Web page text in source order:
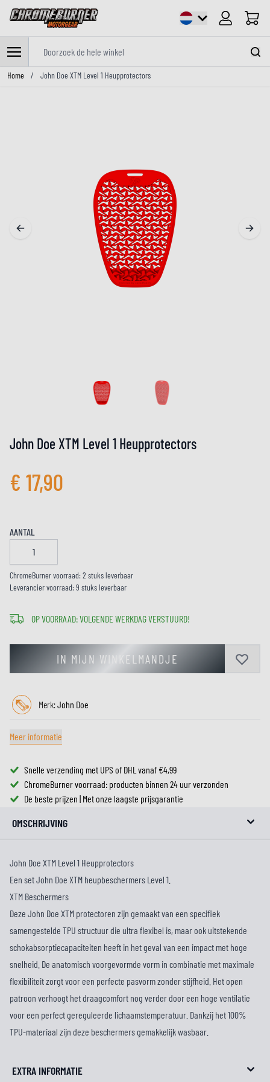
Cart
Ga naar de inhoud
Home / John Doe XTM Level 1 Heupprotectors
John Doe XTM Level 1 Heupprotectors
€ 17,90
AANTAL
ChromeBurner voorraad: 2 stuks leverbaar
Leverancier voorraad: 9 stuks leverbaar
OP VOORRAAD: VOLGENDE WERKDAG VERSTUURD!
IN MIJN WINKELMANDJE
Merk:John Doe
Meer informatie
Snelle verzending met UPS of DHL vanaf €4,99
ChromeBurner voorraad: producten binnen 24 uur verzonden
De beste prijzen | Met onze laagste prijsgarantie
OMSCHRIJVING
John Doe XTM Level 1 Heupprotectors
Een set John Doe XTM heupbeschermers Level 1.
XTM Beschermers
Deze John Doe XTM protectoren zijn gemaakt van een specifiek
samengestelde TPU structuur die ultra flexibel is, maar ook uitstekende
schokabsorptiecapaciteiten heeft in het geval van een impact met hoge
snelheid. De anatomisch voorgevormde vorm in combinatie met maximale
flexibiliteit zorgt voor een perfecte pasvorm zonder stijfheid. Het open
patroon verhoogt het draagcomfort nog verder door een hoge ventilatie
voor een perfect gereguleerde lichaamstemperatuur. Dankzij het 100%
TPU-materiaal zijn deze beschermers gemakkelijk wasbaar.
EXTRA INFORMATIE